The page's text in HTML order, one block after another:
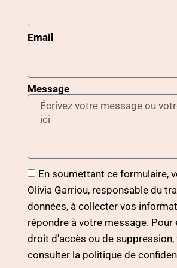
Email
Message
En soumettant ce formulaire,
Olivia Garriou, responsable du
données, à collecter vos
répondre à votre message. Pour
droit d'accès ou de suppression,
consulter la politique de